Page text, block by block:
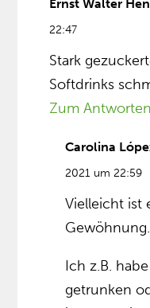
Ernst Walter
22:47
Stark
Softdrinks
Zum
Carolina
2021 um 22:59
Vielleicht ist
Ich z.B.
getrunken